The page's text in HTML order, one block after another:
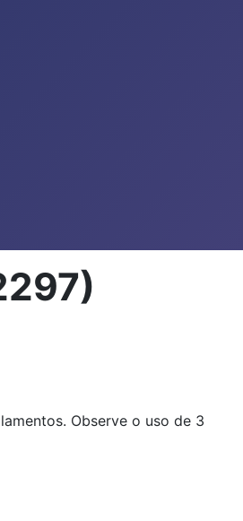
Observe o uso de 3